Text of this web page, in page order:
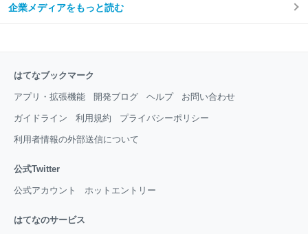
企業メディアをもっと読む
はてなブックマーク
アプリ・拡張機能 開発ブログ ヘルプ お問い合わせ
ガイドライン 利用規約 プライバシーポリシー
利用者情報の外部送信について
公式Twitter
公式アカウント ホットエントリー
はてなのサービス